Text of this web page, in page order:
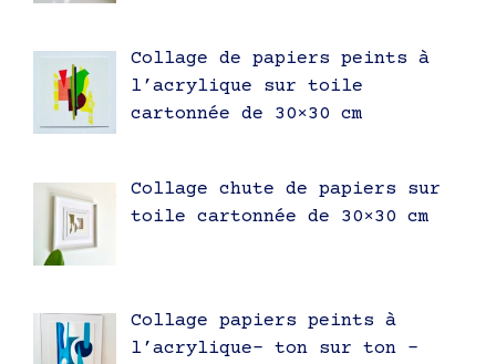
Collage de papiers peints à
l’acrylique sur toile
cartonnée de 30×30 cm
Collage chute de papiers sur
toile cartonnée de 30×30 cm
Collage papiers peints à
l’acrylique- ton sur ton –